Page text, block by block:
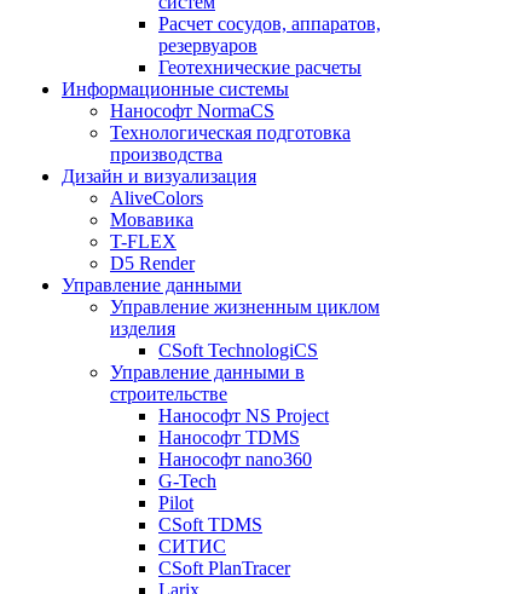
Расчет сосудов, аппаратов,
резервуаров
Геотехнические расчеты
Информационные системы
Нанософт NormaCS
Технологическая подготовка
производства
Дизайн и визуализация
AliveColors
Мовавика
T-FLEX
D5 Render
Управление данными
Управление жизненным циклом
изделия
CSoft TechnologiCS
Управление данными в
строительстве
Нанософт NS Project
Нанософт TDMS
Нанософт nano360
G-Tech
Pilot
CSoft TDMS
СИТИС
CSoft PlanTracer
Larix